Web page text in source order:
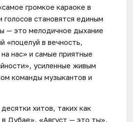
громкое караоке в
голосов становятся единым
— это мелодичное дыхание
«поцелуй в вечность,
нас» и самые приятные
усиленные живым
команды музыкантов и
хитов, таких как
Дубае», «Август — это ты»,